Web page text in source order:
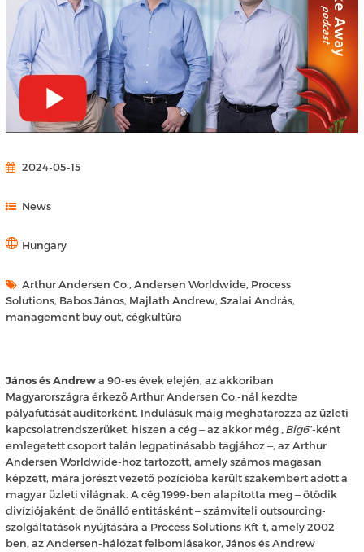
2024-05-15
News
Hungary
Arthur Andersen Co., Andersen Worldwide, Process
Solutions, Babos János, Majlath Andrew, Szalai András,
management buy out, cégkultúra
János és Andrewa 90-es évek elején, az akkoriban
Magyarországra érkező Arthur Andersen Co.-nál kezdte
pályafutását auditorként. Indulásuk máig meghatározza az üzleti
kapcsolatrendszerüket, hiszen a cég ‒ az akkor még „Big6”-ként
emlegetett csoport talán legpatinásabb tagjához ‒, az Arthur
Andersen Worldwide-hoz tartozott, amely számos magasan
képzett, mára jórészt vezető pozícióba került szakembert adott a
magyar üzleti világnak. A cég 1999-ben alapította meg ‒ ötödik
divíziójaként, de önálló entitásként ‒ számviteli outsourcing-
szolgáltatások nyújtására a Process Solutions Kft-t, amely 2002-
ben, az Andersen-hálózat felbomlásakor, János és Andrew